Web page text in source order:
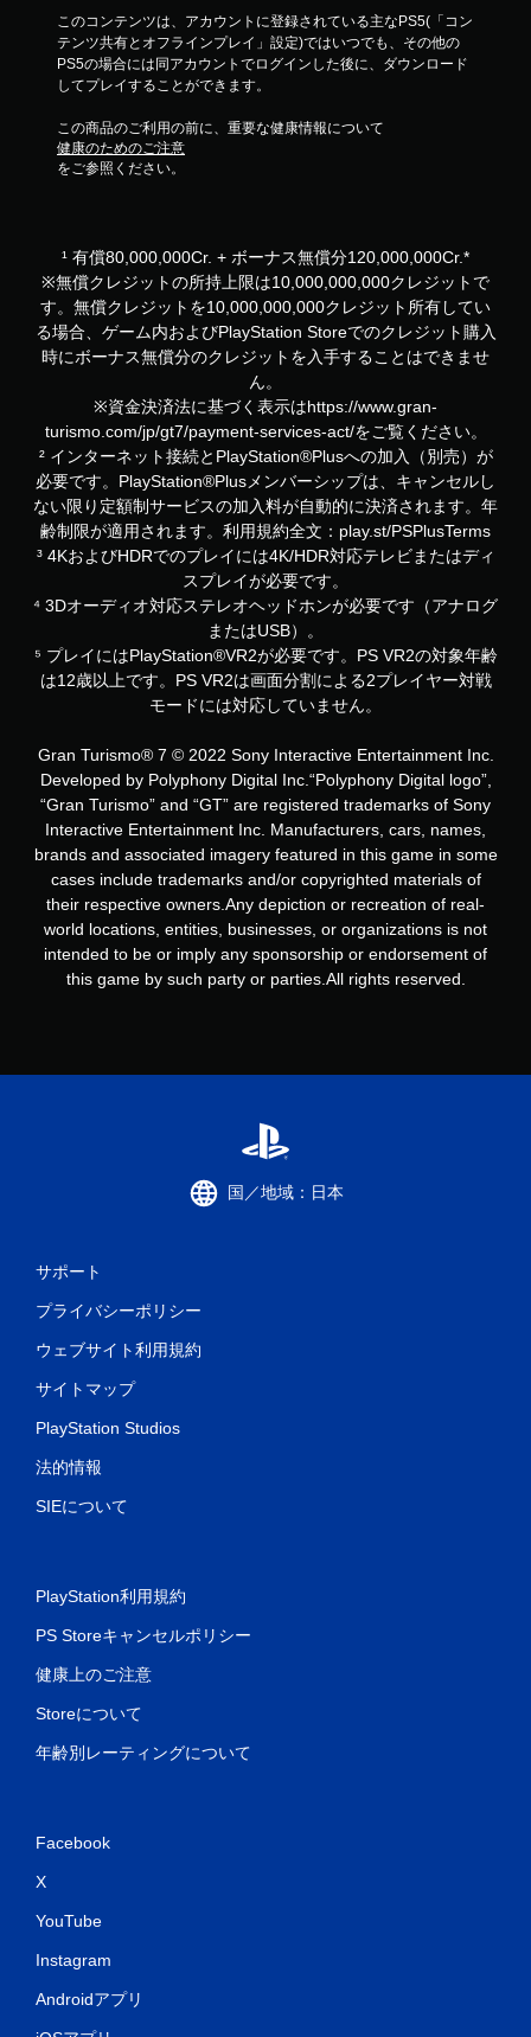
このコンテンツは、アカウントに登録されている主なPS5(「コン
テンツ共有とオフラインプレイ」設定)ではいつでも、その他の
PS5の場合には同アカウントでログインした後に、ダウンロード
してプレイすることができます。
この商品のご利用の前に、重要な健康情報について
健康のためのご注意
をご参照ください。
¹ 有償80,000,000Cr. + ボーナス無償分120,000,000Cr.*
※無償クレジットの所持上限は10,000,000,000クレジットで
す。無償クレジットを10,000,000,000クレジット所有してい
る場合、ゲーム内およびPlayStation Storeでのクレジット購入
時にボーナス無償分のクレジットを入手することはできませ
ん。
※資金決済法に基づく表示はhttps://www.gran-
turismo.com/jp/gt7/payment-services-act/をご覧ください。
² インターネット接続とPlayStation®Plusへの加入（別売）が
必要です。PlayStation®Plusメンバーシップは、キャンセルし
ない限り定額制サービスの加入料が自動的に決済されます。年
齢制限が適用されます。利用規約全文：play.st/PSPlusTerms
³ 4KおよびHDRでのプレイには4K/HDR対応テレビまたはディ
スプレイが必要です。
⁴ 3Dオーディオ対応ステレオヘッドホンが必要です（アナログ
またはUSB）。
⁵ プレイにはPlayStation®VR2が必要です。PS VR2の対象年齢
は12歳以上です。PS VR2は画面分割による2プレイヤー対戦
モードには対応していません。
Gran Turismo® 7 © 2022 Sony Interactive Entertainment Inc.
Developed by Polyphony Digital Inc.“Polyphony Digital logo”,
“Gran Turismo” and “GT” are registered trademarks of Sony
Interactive Entertainment Inc. Manufacturers, cars, names,
brands and associated imagery featured in this game in some
cases include trademarks and/or copyrighted materials of
their respective owners.Any depiction or recreation of real-
world locations, entities, businesses, or organizations is not
intended to be or imply any sponsorship or endorsement of
this game by such party or parties.All rights reserved.
国／地域：日本
サポート
プライバシーポリシー
ウェブサイト利用規約
サイトマップ
PlayStation Studios
法的情報
SIEについて
PlayStation利用規約
PS Storeキャンセルポリシー
健康上のご注意
Storeについて
年齢別レーティングについて
Facebook
X
YouTube
Instagram
Androidアプリ